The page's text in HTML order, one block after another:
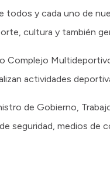
todos y cada uno de
cultura y también
Complejo
actividades
de Gobierno,
seguridad, medios de